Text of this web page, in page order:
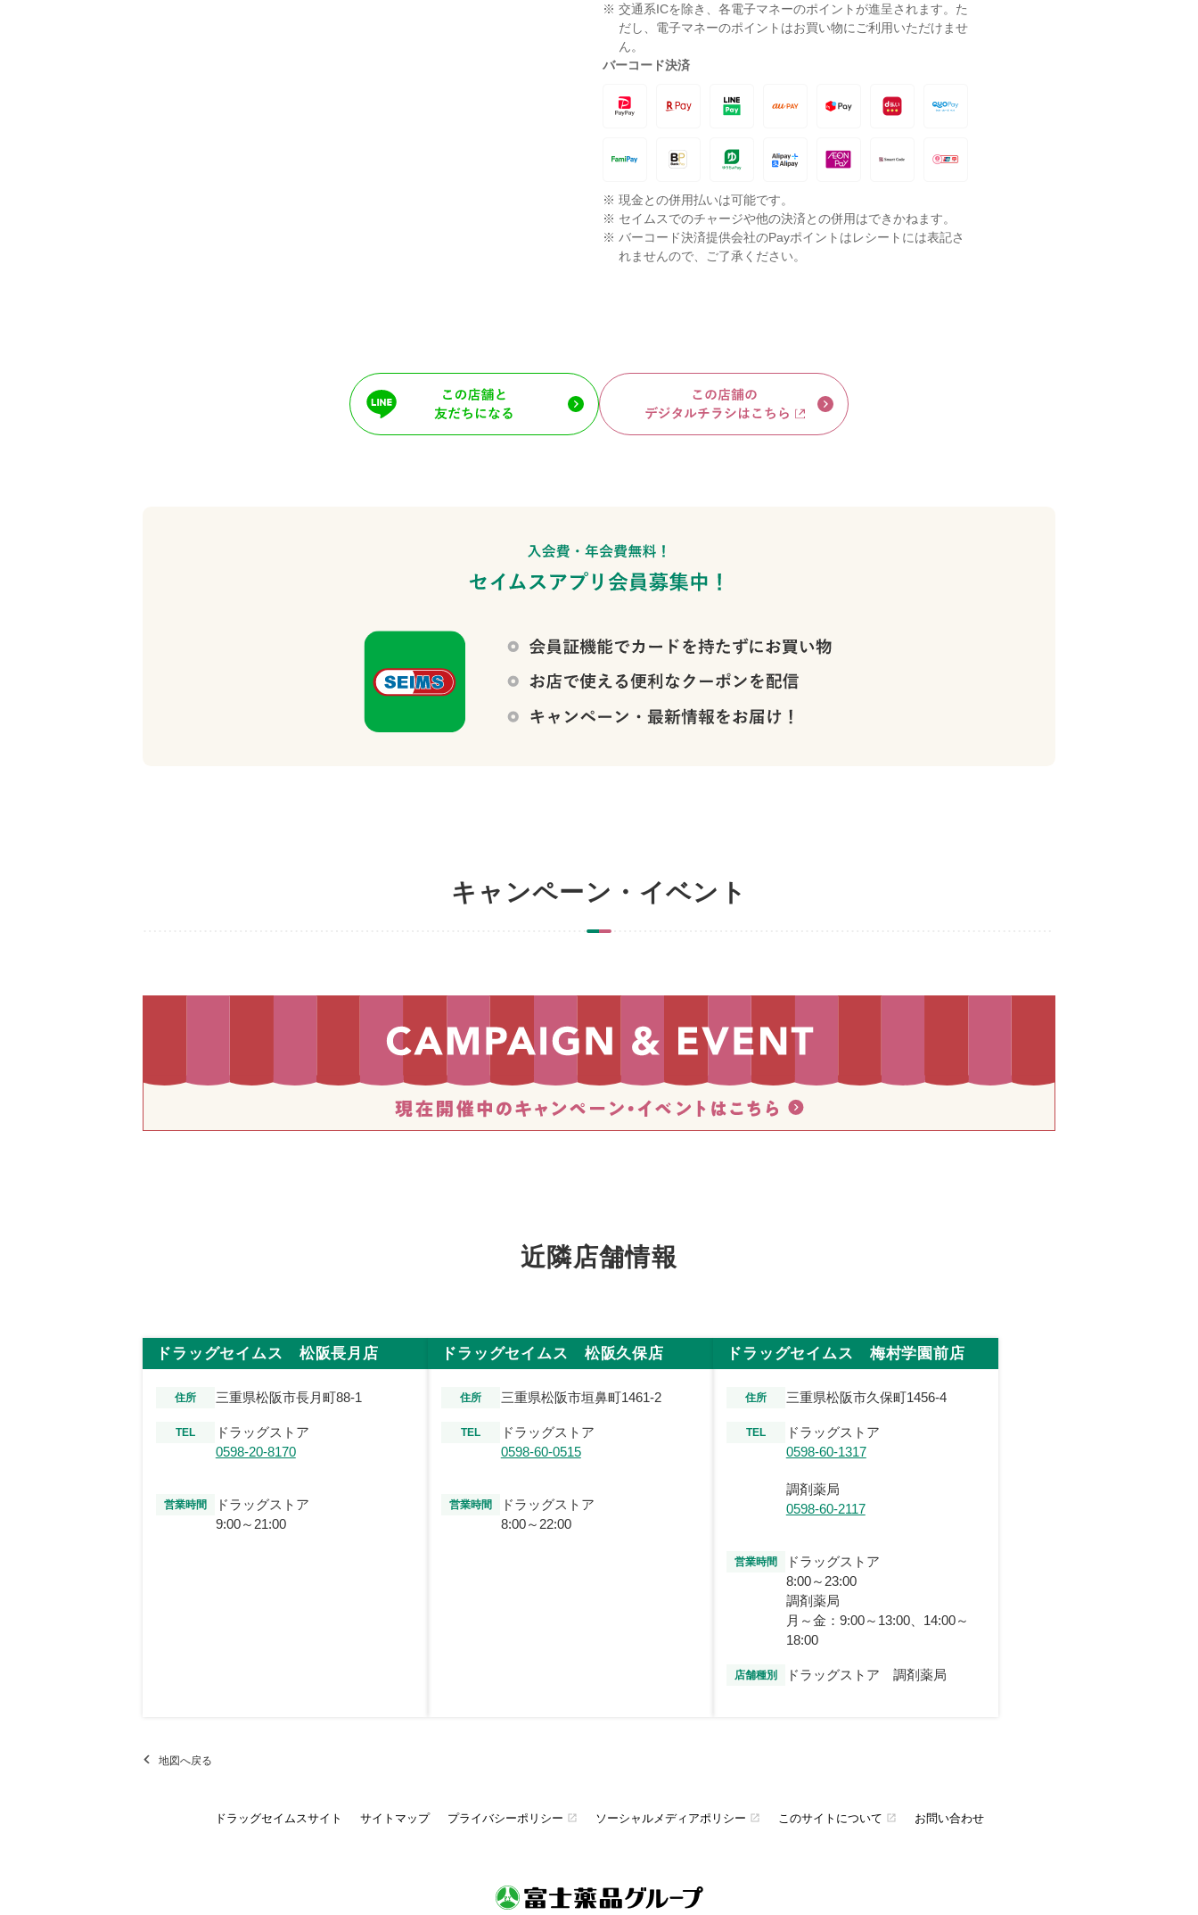
※ 交通系ICを除き、各電子マネーのポイントが進呈されます。た
だし、電子マネーのポイントはお買い物にご利用いただけませ
ん。
バーコード決済
※ 現金との併用払いは可能です。
※ セイムスでのチャージや他の決済との併用はできかねます。
※ バーコード決済提供会社のPayポイントはレシートには表記さ
れませんので、ご了承ください。
キャンペーン・イベント
近隣店舗情報
ドラッグセイムス 松阪長月店
住所 三重県松阪市長月町88-1
TEL
ドラッグストア
0598-20-8170
営業時間
ドラッグストア
9:00～21:00
ドラッグセイムス 松阪久保店
住所 三重県松阪市垣鼻町1461-2
TEL
ドラッグストア
0598-60-0515
営業時間
ドラッグストア
8:00～22:00
ドラッグセイムス 梅村学園前店
住所 三重県松阪市久保町1456-4
TEL
ドラッグストア
0598-60-1317
調剤薬局
0598-60-2117
営業時間
ドラッグストア
8:00～23:00
調剤薬局
月～金：9:00～13:00、14:00～
18:00
店舗種別 ドラッグストア 調剤薬局
地図へ戻る
ドラッグセイムスサイト サイトマップ プライバシーポリシー open_in_new ソーシャルメディアポリシー open_in_new このサイトについて open_in_new お問い合わせ